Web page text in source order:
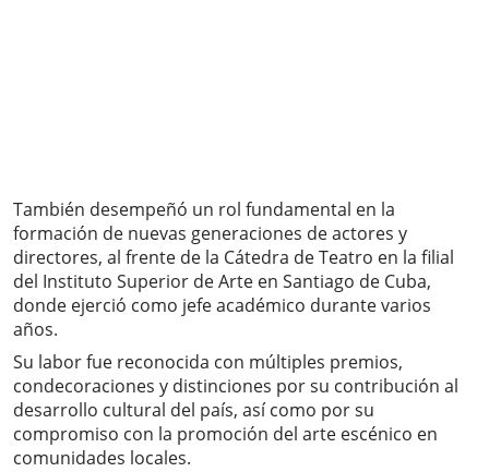
También desempeñó un rol fundamental en la
formación de nuevas generaciones de actores y
directores, al frente de la Cátedra de Teatro en la filial
del Instituto Superior de Arte en Santiago de Cuba,
donde ejerció como jefe académico durante varios
años.
Su labor fue reconocida con múltiples premios,
condecoraciones y distinciones por su contribución al
desarrollo cultural del país, así como por su
compromiso con la promoción del arte escénico en
comunidades locales.